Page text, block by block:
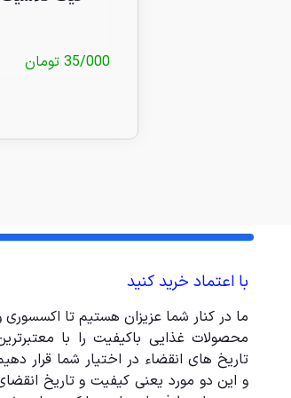
35/000 تومان
با اعتماد خرید کنید
ما در کنار شما عزیزان هستیم تا اکسسوری
محصولات غذایی باکیفیت را با
تاریخ های انقضاء در اختیار شما قرار
و این دو مورد یعنی کیفیت و تاریخ